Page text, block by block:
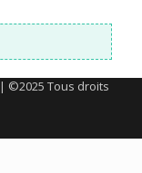
| ©2025 Tous droits